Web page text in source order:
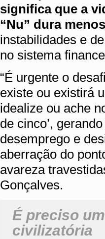
significa que a
“Nu” dura
instabilidades e
no sistema
“É urgente o
existe ou existirá
idealize ou ache
de cinco’,
desemprego e
aberração do
avareza
Gonçalves.
É preciso
civilizatória